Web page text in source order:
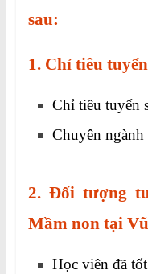
sau:
1. Chỉ tiêu
Chỉ tiêu tuyển
Chuyên ngành
2. Đối tượng
Mầm non tại
Học viên đã